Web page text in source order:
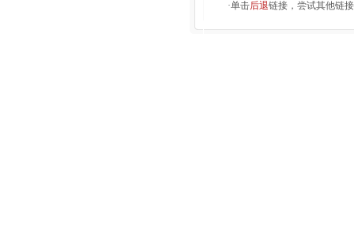
·单击后退链接，尝试其他链